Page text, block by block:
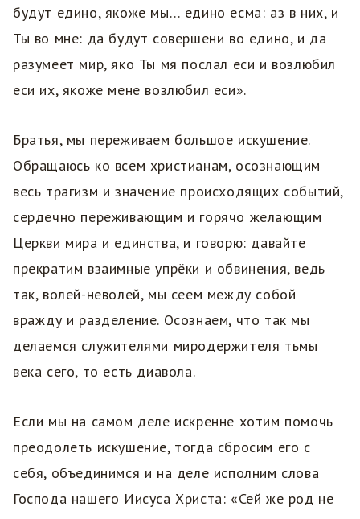
будут едино, якоже мы… едино есма: аз в них, и
Ты во мне: да будут совершени во едино, и да
разумеет мир, яко Ты мя послал еси и возлюбил
еси их, якоже мене возлюбил еси».
Братья, мы переживаем большое искушение.
Обращаюсь ко всем христианам, осознающим
весь трагизм и значение происходящих событий,
сердечно переживающим и горячо желающим
Церкви мира и единства, и говорю: давайте
прекратим взаимные упрёки и обвинения, ведь
так, волей-неволей, мы сеем между собой
вражду и разделение. Осознаем, что так мы
делаемся служителями миродержителя тьмы
века сего, то есть диавола.
Если мы на самом деле искренне хотим помочь
преодолеть искушение, тогда сбросим его с
себя, объединимся и на деле исполним слова
Господа нашего Иисуса Христа: «Сей же род не